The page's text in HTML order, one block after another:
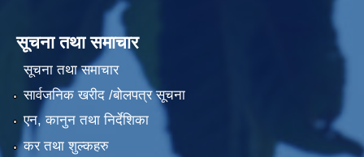
सूचना तथा समाचार
सूचना तथा समाचार
सार्वजनिक खरीद /बोलपत्र सूचना
एन, कानुन तथा निर्देशिका
कर तथा शुल्कहरु